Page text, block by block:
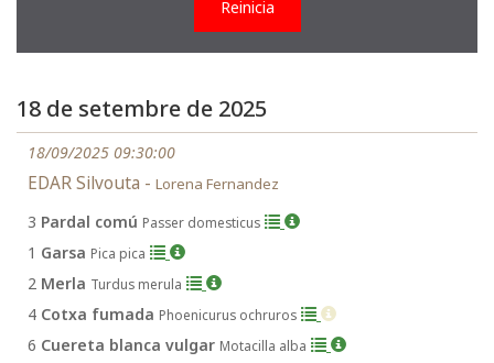
Reinicia
18 de setembre de 2025
18/09/2025 09:30:00
EDAR Silvouta - Lorena Fernandez
3 Pardal comú Passer domesticus
1 Garsa Pica pica
2 Merla Turdus merula
4 Cotxa fumada Phoenicurus ochruros
6 Cuereta blanca vulgar Motacilla alba